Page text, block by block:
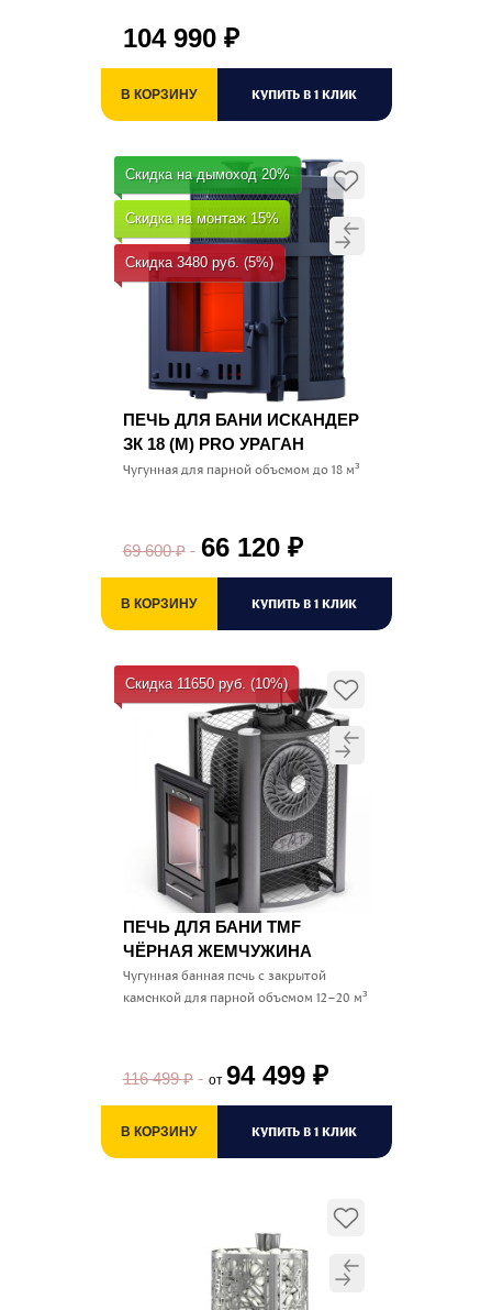
104 990 ₽
В КОРЗИНУ КУПИТЬ В 1 КЛИК
Скидка на дымоход 20%
Скидка на монтаж 15%
Скидка 3480 руб. (5%)
ПЕЧЬ ДЛЯ БАНИ ИСКАНДЕР
ЗК 18 (M) PRO УРАГАН
Чугунная для парной объемом до 18 м³
69 600₽ 66 120 ₽
В КОРЗИНУ КУПИТЬ В 1 КЛИК
Скидка 11650 руб. (10%)
ПЕЧЬ ДЛЯ БАНИ TMF
ЧЁРНАЯ ЖЕМЧУЖИНА
Чугунная банная печь с закрытой
каменкой для парной объемом 12–20 м³
116 499₽ от 94 499 ₽
В КОРЗИНУ КУПИТЬ В 1 КЛИК